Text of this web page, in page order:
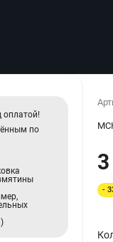
оплатой!
по
-